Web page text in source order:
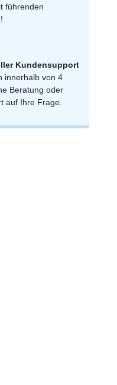
führenden
Kundensupport
innerhalb von 4
Beratung oder
auf Ihre Frage.